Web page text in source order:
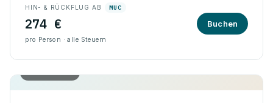
HIN- & RÜCKFLUG AB MUC
274 €
pro Person · alle Steuern
Buchen